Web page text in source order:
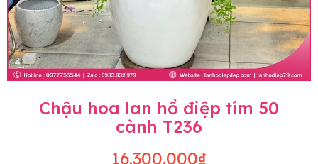
Chậu hoa lan hồ điệp tím 50
cành T236
16.300.000₫